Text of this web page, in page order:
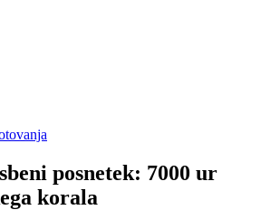
posnetek: 7000 ur
korala